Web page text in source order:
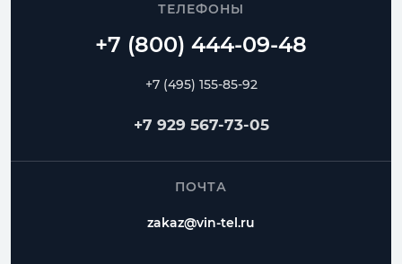
ТЕЛЕФОНЫ
+7 (495) 155-85-92
+7 929 567-73-05
ПОЧТА
zakaz@vin-tel.ru